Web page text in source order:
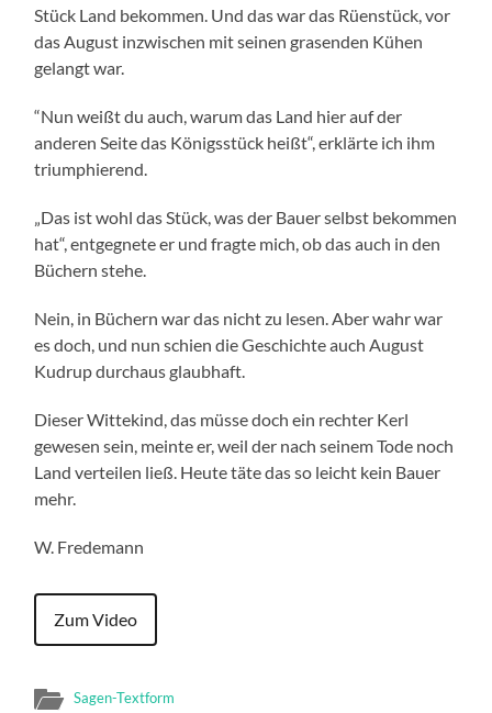
Stück Land bekommen. Und das war das Rüenstück, vor
das August inzwischen mit seinen grasenden Kühen
gelangt war.
“Nun weißt du auch, warum das Land hier auf der
anderen Seite das Königsstück heißt“, erklärte ich ihm
triumphierend.
„Das ist wohl das Stück, was der Bauer selbst bekommen
hat“, entgegnete er und fragte mich, ob das auch in den
Büchern stehe.
Nein, in Büchern war das nicht zu lesen. Aber wahr war
es doch, und nun schien die Geschichte auch August
Kudrup durchaus glaubhaft.
Dieser Wittekind, das müsse doch ein rechter Kerl
gewesen sein, meinte er, weil der nach seinem Tode noch
Land verteilen ließ. Heute täte das so leicht kein Bauer
mehr.
W. Fredemann
Zum Video
Sagen-Textform